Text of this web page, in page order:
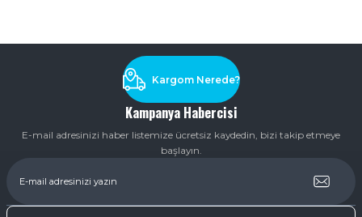
Kampanya Habercisi
E-mail adresinizi haber listemize ücretsiz kaydedin, bizi takip etmeye
başlayın.
Kargom Nerede?